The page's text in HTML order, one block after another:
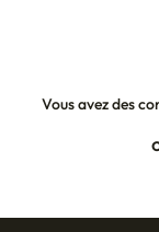
Vous avez des